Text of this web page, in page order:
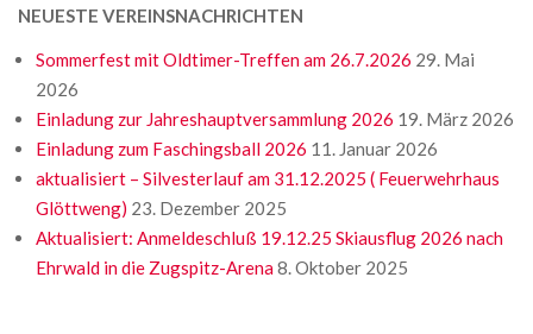
NEUESTE VEREINSNACHRICHTEN
Sommerfest mit Oldtimer-Treffen am 26.7.2026 29. Mai
2026
Einladung zur Jahreshauptversammlung 2026 19. März 2026
Einladung zum Faschingsball 2026 11. Januar 2026
aktualisiert – Silvesterlauf am 31.12.2025 ( Feuerwehrhaus
Glöttweng) 23. Dezember 2025
Aktualisiert: Anmeldeschluß 19.12.25 Skiausflug 2026 nach
Ehrwald in die Zugspitz-Arena8. Oktober 2025